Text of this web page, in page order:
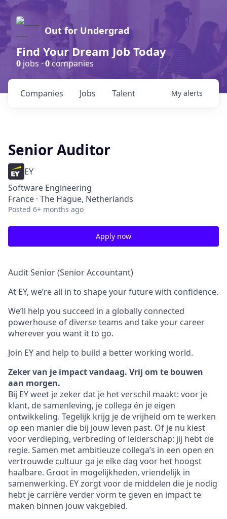
Out for Undergrad
Find Your Dream Job Today
0 jobs ·0companies
Jobs
Companies Talent My alerts
Senior Auditor
EY
Software Engineering
France · The Hague, Netherlands
Posted 6+ months ago
Apply now
Audit Senior (Senior Accountant)
At EY, we’re all in to shape your future with confidence.
We’ll help you succeed in a globally connected
powerhouse of diverse teams and take your career
wherever you want it to go.
Join EY and help to build a better working world.
Zeker van je impact vandaag. Vrij om te bouwen
aan morgen.
Bij EY weet je zeker dat je het verschil maakt: voor je
klant, de samenleving, je collega én je eigen
ontwikkeling. Tegelijk krijg je de vrijheid om te werken
op een manier die bij jouw leven past. Of je nu kiest
voor verdieping, verbreding of leiderschap: jij hebt de
regie. Samen met ambitieuze collega’s in een open en
vertrouwde cultuur ga je elke dag voor het hoogst
haalbare. Groot in mogelijkheden, vriendelijk in
samenwerking. EY zorgt voor de middelen die je nodig
hebt je carrière verder vorm te geven en impact te
maken binnen jouw vakgebied.